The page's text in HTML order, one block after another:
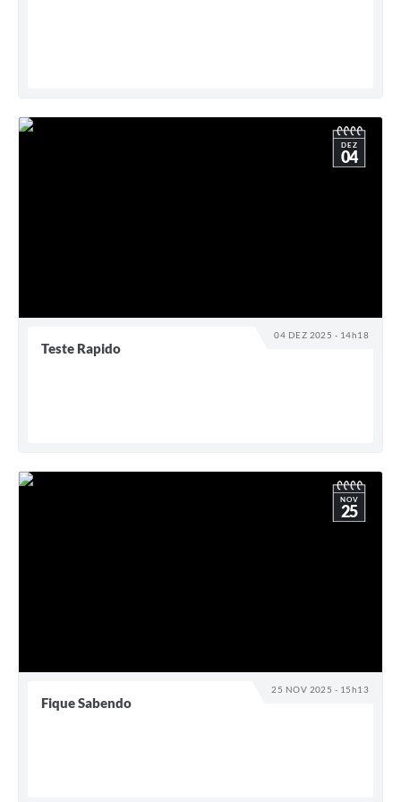
04 DEZ 2025 - 14h18
DEZ
04
Teste Rapido
25 NOV 2025 - 15h13
NOV
25
Fique Sabendo